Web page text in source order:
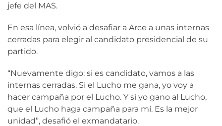
jefe del MAS.
En esa línea, volvió a desafiar a Arce a unas internas
cerradas para elegir al candidato presidencial de su
partido.
“Nuevamente digo: si es candidato, vamos a las
internas cerradas. Si el Lucho me gana, yo voy a
hacer campaña por el Lucho. Y si yo gano al Lucho,
que el Lucho haga campaña para mí. Es la mejor
unidad”, desafió el exmandatario.